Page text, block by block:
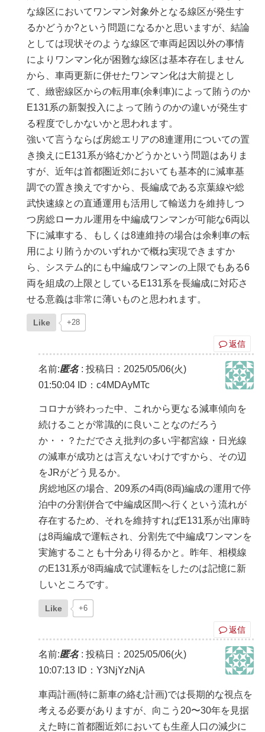
な線区においてワンマン対象外となる線区が発生す
るかどうか?という問題になるかと思いますが、結論
としては現状そのような線区で車両起因以外の事情
によりワンマン化が困難な線区は基本存在しません
から、車両更新に併せたワンマン化は大前提とし
て、緻密線区からの転用車(余剰車)によって賄うのか
E131系の新製投入によって賄うのかの違いが発生す
る程度でしかないかと思われます。
強いて言うならば房総エリアの8連運用についての置
き換えにE131系が絡むかどうかという問題はありま
すが、近年は首都圏近郊においても基本的に減車基
調での置き換えですから、長編成である京葉線や総
武快速線との直通運用も活用して輸送力を維持しつ
つ房総ローカル運用を中編成ワンマンが可能な6両以
下に減車する、もしくは8連維持の場合は余剰車の転
用により賄うかのいずれかで概ね実現できますか
ら、システム的にも中編成ワンマンの上限でもある6
両を組成の上限としているE131系を長編成に対応さ
せる意義は非常に薄いものと思われます。
Like +28
返信
名前:匿名: 投稿日：2025/05/06(火)
01:50:04 ID：c4MDAyMTc
コロナが終わった中、これから更なる減車傾向を
続けることが常識的に良いことなのだろう
か・・？ただでさえ批判の多い宇都宮線・日光線
の減車が成功とは言えないわけですから、その辺
をJRがどう見るか。
房総地区の場合、209系の4両(8両)編成の運用で停
泊中の分割併合で中編成区間へ行くという流れが
存在するため、それを維持すればE131系が出庫時
は8両編成で運転され、分割先で中編成ワンマンを
実施することも十分あり得るかと。昨年、相模線
のE131系が8両編成で試運転をしたのは記憶に新
しいところです。
Like +6
返信
名前:匿名: 投稿日：2025/05/06(火)
10:07:13 ID：Y3NjYzNjA
車両計画(特に新車の絡む計画)では長期的な視点を
考える必要がありますが、向こう20〜30年を見据
えた時に首都圏近郊においても生産人口の減少に